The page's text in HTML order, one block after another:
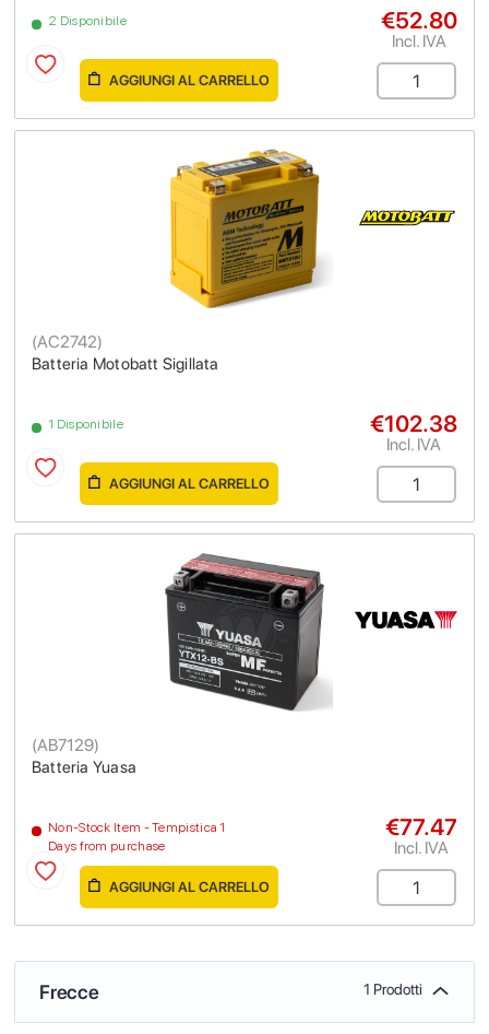
2 Disponibile €52.80
Incl. IVA
AGGIUNGI AL CARRELLO
Batteria Motobatt Sigillata
(AC2742)
1 Disponibile €102.38
Incl. IVA
AGGIUNGI AL CARRELLO
Batteria Yuasa
(AB7129)
Non-Stock Item - Tempistica 1
Days from purchase
€77.47
Incl. IVA
AGGIUNGI AL CARRELLO
Frecce 1 Prodotti